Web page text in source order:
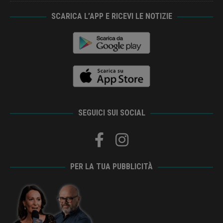
SCARICA L’APP E RICEVI LE NOTIZIE
SEGUICI SUI SOCIAL
PER LA TUA PUBBLICITÀ